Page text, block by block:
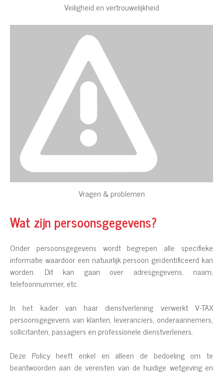
Veiligheid en vertrouwelijkheid
Vragen & problemen
Wat zijn persoonsgegevens?
Onder persoonsgegevens wordt begrepen alle specifieke
informatie waardoor een natuurlijk persoon geïdentificeerd kan
worden. Dit kan gaan over adresgegevens, naam,
telefoonnummer, etc.
In het kader van haar dienstverlening verwerkt V-TAX
persoonsgegevens van klanten, leveranciers, onderaannemers,
sollicitanten, passagiers en professionele dienstverleners.
Deze Policy heeft enkel en alleen de bedoeling om te
beantwoorden aan de vereisten van de huidige wetgeving en